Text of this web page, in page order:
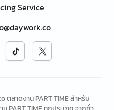
Service
ลาดงาน PART TIME สำหรับ